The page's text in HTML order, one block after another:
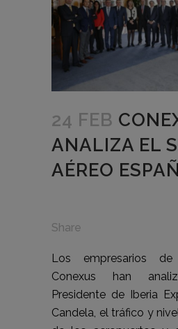
24 FEB
ANALIZA EL
AÉREO
Share
Los empresarios
Conexus han
Presidente de Iberia
Candela, el tráfico y